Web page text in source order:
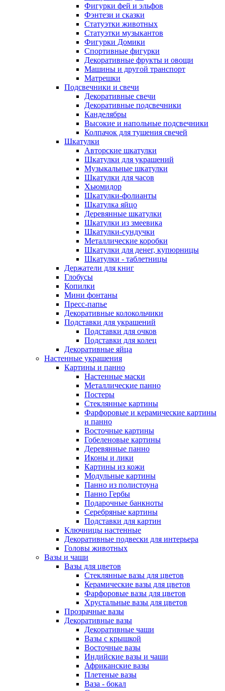
Фигурки фей и эльфов
Фэнтези и сказки
Статуэтки животных
Статуэтки музыкантов
Фигурки Домики
Спортивные фигурки
Декоративные фрукты и овощи
Машины и другой транспорт
Матрешки
Подсвечники и свечи
Декоративные свечи
Декоративные подсвечники
Канделябры
Высокие и напольные подсвечники
Колпачок для тушения свечей
Шкатулки
Авторские шкатулки
Шкатулки для украшений
Музыкальные шкатулки
Шкатулки для часов
Хьюмидор
Шкатулки-фолианты
Шкатулка яйцо
Деревянные шкатулки
Шкатулки из змеевика
Шкатулки-сундучки
Металлические коробки
Шкатулки для денег, купюрницы
Шкатулки - таблетницы
Держатели для книг
Глобусы
Копилки
Мини фонтаны
Пресс-папье
Декоративные колокольчики
Подставки для украшений
Подставки для очков
Подставки для колец
Декоративные яйца
Настенные украшения
Картины и панно
Настенные маски
Металлические панно
Постеры
Стеклянные картины
Фарфоровые и керамические картины
и панно
Восточные картины
Гобеленовые картины
Деревянные панно
Иконы и лики
Картины из кожи
Модульные картины
Панно из полистоуна
Панно Гербы
Подарочные банкноты
Серебряные картины
Подставки для картин
Ключницы настенные
Декоративные подвески для интерьера
Головы животных
Вазы и чаши
Вазы для цветов
Стеклянные вазы для цветов
Керамические вазы для цветов
Фарфоровые вазы для цветов
Хрустальные вазы для цветов
Прозрачные вазы
Декоративные вазы
Декоративные чаши
Вазы с крышкой
Восточные вазы
Индийские вазы и чаши
Африканские вазы
Плетеные вазы
Ваза - бокал